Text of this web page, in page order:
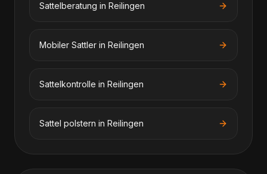
Sattelberatung in Reilingen
Mobiler Sattler in Reilingen
Sattelkontrolle in Reilingen
Sattel polstern in Reilingen